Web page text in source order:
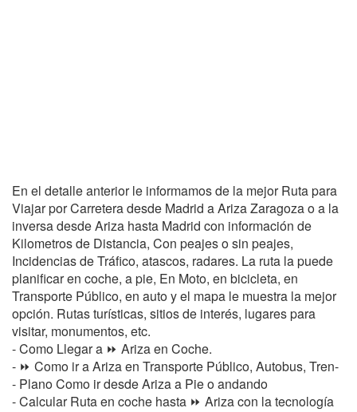
En el detalle anterior le informamos de la mejor Ruta para
Viajar por Carretera desde Madrid a Ariza Zaragoza o a la
inversa desde Ariza hasta Madrid con información de
Kilometros de Distancia, Con peajes o sin peajes,
Incidencias de Tráfico, atascos, radares. La ruta la puede
planificar en coche, a pie, En Moto, en bicicleta, en
Transporte Público, en auto y el mapa le muestra la mejor
opción. Rutas turísticas, sitios de interés, lugares para
visitar, monumentos, etc.
- Como Llegar a ⏩ Ariza en Coche.
- ⏩ Como ir a Ariza en Transporte Público, Autobus, Tren-
- Plano Como ir desde Ariza a Pie o andando
- Calcular Ruta en coche hasta ⏩ Ariza con la tecnología